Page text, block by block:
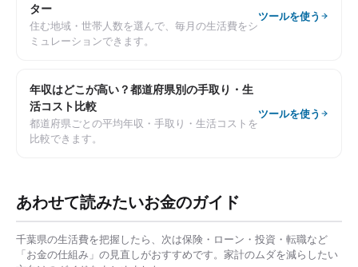
ター
住む地域・世帯人数を選んで、毎月の生活費をシ
ミュレーションできます。
ツールを使う
年収はどこが高い？都道府県別の手取り・生
活コスト比較
都道府県ごとの平均年収・手取り・生活コストを
比較できます。
ツールを使う
あわせて読みたいお金のガイド
千葉県の生活費を把握したら、次は保険・ローン・投資・転職など
「お金の仕組み」の見直しがおすすめです。家計のムダを減らしたい